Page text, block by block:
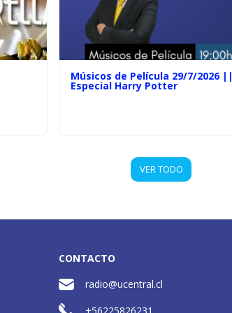
Músicos de Película 29/7/2026 ||
Especial Harry Potter
VER TODO
CONTACTO
radio@ucentral.cl